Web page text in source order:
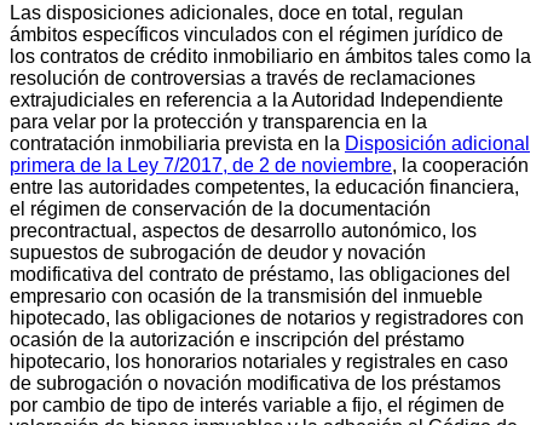
Las disposiciones adicionales, doce en total, regulan
ámbitos específicos vinculados con el régimen jurídico de
los contratos de crédito inmobiliario en ámbitos tales como la
resolución de controversias a través de reclamaciones
extrajudiciales en referencia a la Autoridad Independiente
para velar por la protección y transparencia en la
contratación inmobiliaria prevista en la Disposición adicional
primera de la Ley 7/2017, de 2 de noviembre, la cooperación
entre las autoridades competentes, la educación financiera,
el régimen de conservación de la documentación
precontractual, aspectos de desarrollo autonómico, los
supuestos de subrogación de deudor y novación
modificativa del contrato de préstamo, las obligaciones del
empresario con ocasión de la transmisión del inmueble
hipotecado, las obligaciones de notarios y registradores con
ocasión de la autorización e inscripción del préstamo
hipotecario, los honorarios notariales y registrales en caso
de subrogación o novación modificativa de los préstamos
por cambio de tipo de interés variable a fijo, el régimen de